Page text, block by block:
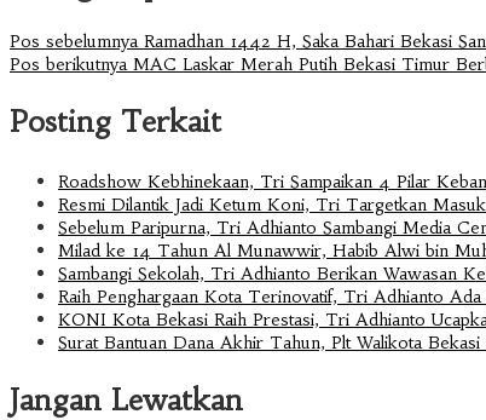
Pos sebelumnyaRamadhan 1442 H, Saka Bahari Bekasi
Pos berikutnyaMAC Laskar Merah Putih Bekasi Timur
Posting Terkait
Roadshow Kebhinekaan, Tri Sampaikan 4 Pilar
Resmi Dilantik Jadi Ketum Koni, Tri Targetkan
Sebelum Paripurna, Tri Adhianto Sambangi Media
Milad ke 14 Tahun Al Munawwir, Habib Alwi bin
Sambangi Sekolah, Tri Adhianto Berikan Wawasan
Raih Penghargaan Kota Terinovatif, Tri Adhianto
KONI Kota Bekasi Raih Prestasi, Tri Adhianto
Surat Bantuan Dana Akhir Tahun, Plt Walikota
Jangan Lewatkan